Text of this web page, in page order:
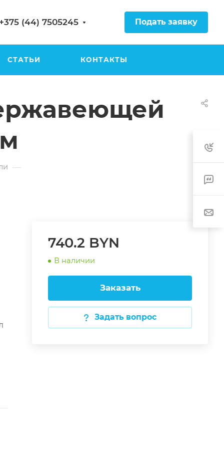
+375 (44) 7505245 Подать заявку
СТАТЬИ КОНТАКТЫ
—
740.2 BYN
В наличии
Заказать
Задать вопрос